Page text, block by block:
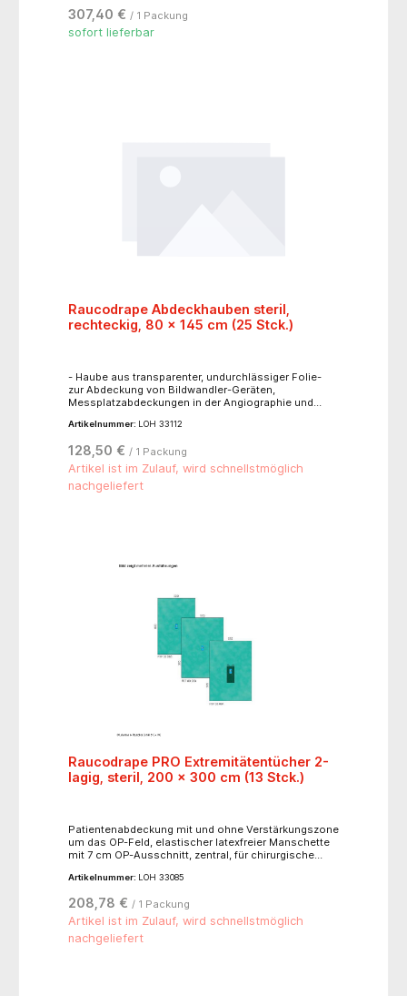
270 cm, Schlitz 45 x 65 cm, mit
Armstützenabdeckung
307,40 € / 1 Packung
sofort lieferbar
Raucodrape Abdeckhauben steril,
rechteckig, 80 x 145 cm (25 Stck.)
- Haube aus transparenter, undurchlässiger Folie-
zur Abdeckung von Bildwandler-Geräten,
Messplatzabdeckungen in der Angiographie und
Artikelnummer: LOH 33112
128,50 € / 1 Packung
Artikel ist im Zulauf, wird schnellstmöglich
nachgeliefert
Raucodrape PRO Extremitätentücher 2-
lagig, steril, 200 x 300 cm (13 Stck.)
Patientenabdeckung mit und ohne Verstärkungszone
um das OP-Feld, elastischer latexfreier Manschette
mit 7 cm OP-Ausschnitt, zentral, für chirurgische
Artikelnummer: LOH 33085
208,78 € / 1 Packung
Artikel ist im Zulauf, wird schnellstmöglich
nachgeliefert